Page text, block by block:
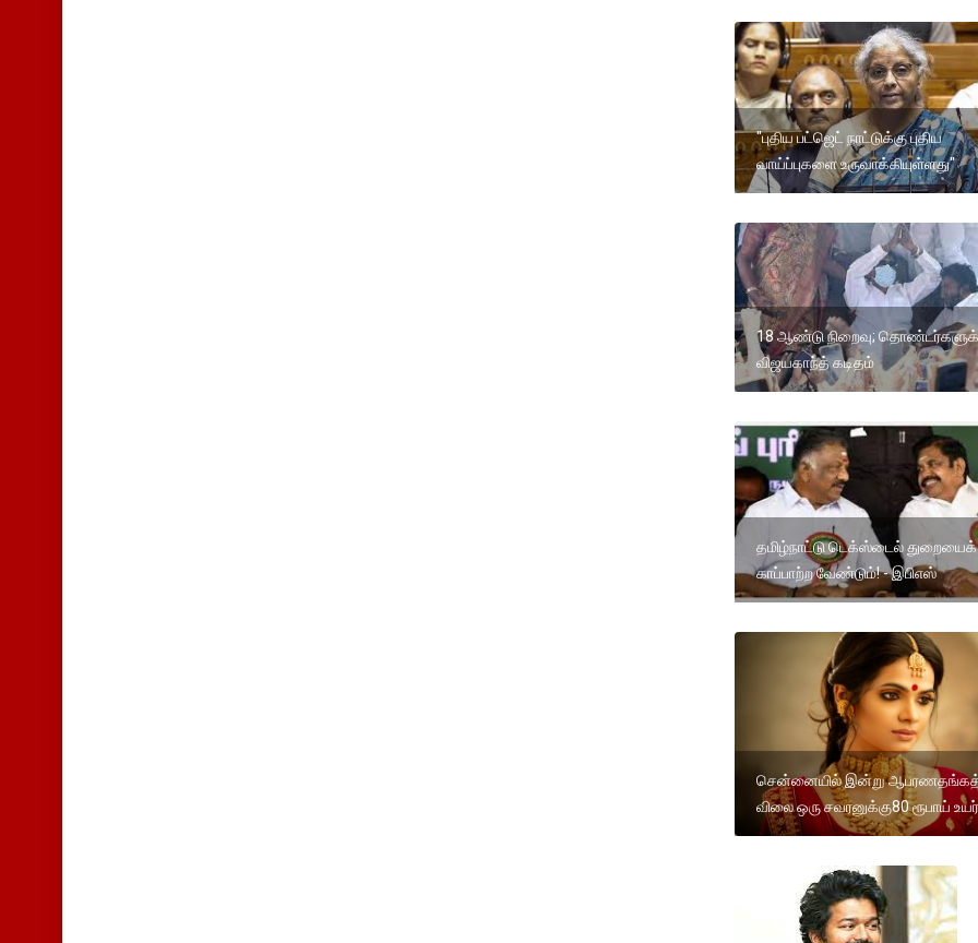
"புதிய பட்ஜெட் நாட்டுக்கு புதிய
வாய்ப்புகளை உருவாக்கியுள்ளது"
18 ஆண்டு நிறைவு;
விஜயகாந்த் கடிதம்
தமிழ்நாட்டு டெக்ஸ்டைல் துறையைக்
காப்பாற்ற வேண்டும்! - இபிஎஸ்
சென்னையில் இன்று
விலை ஒரு சவரனுக்கு80 ரூபாய்